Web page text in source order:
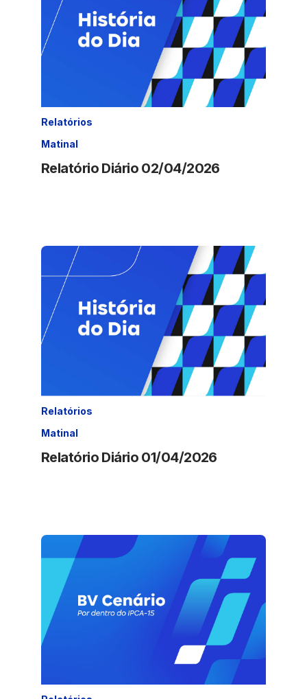
Relatórios
Matinal
Relatório Diário 02/04/2026
Relatórios
Matinal
Relatório Diário 01/04/2026